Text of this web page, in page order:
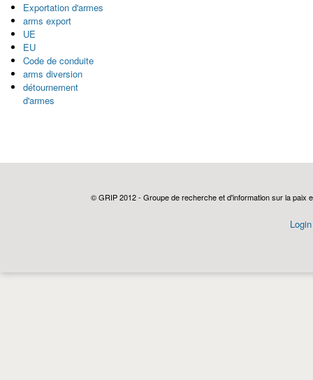
Exportation d'armes
arms export
UE
EU
Code de conduite
arms diversion
détournement
d'armes
© GRIP 2012 - Groupe de recherche et d'information sur la paix
Login